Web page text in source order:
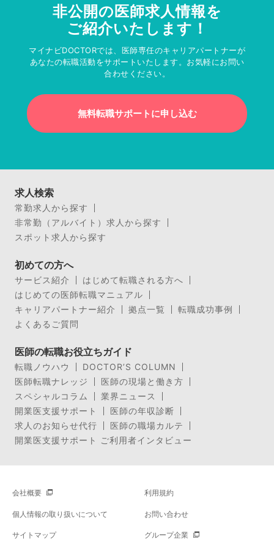
非公開の医師求人情報を
ご紹介いたします！
マイナビDOCTORでは、医師専任のキャリアパートナーが
あなたの転職活動をサポートいたします。お気軽にお問い
合わせください。
無料転職サポートに申し込む
求人検索
常勤求人から探す
非常勤（アルバイト）求人から探す
スポット求人から探す
初めての方へ
サービス紹介
はじめて転職される方へ
はじめての医師転職マニュアル
キャリアパートナー紹介
拠点一覧
転職成功事例
よくあるご質問
医師の転職お役立ちガイド
転職ノウハウ
DOCTOR’S COLUMN
医師転職ナレッジ
医師の現場と働き方
スペシャルコラム
業界ニュース
開業医支援サポート
医師の年収診断
求人のお知らせ代行
医師の職場カルテ
開業医支援サポート ご利用者インタビュー
会社概要 利用規約
個人情報の取り扱いについて お問い合わせ
サイトマップ グループ企業